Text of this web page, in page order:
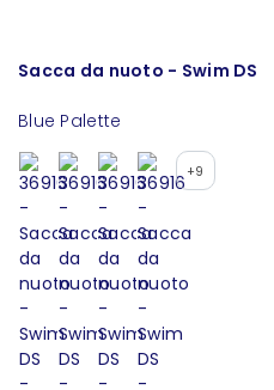
Sacca da nuoto - Swim DS
Blue Palette
+9